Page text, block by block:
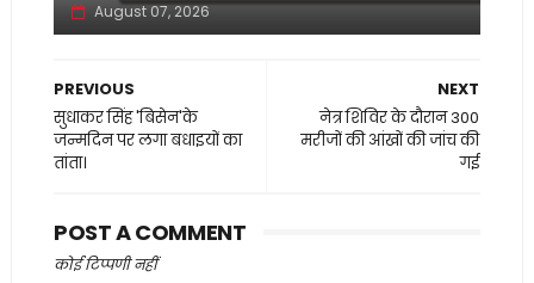
August 07, 2026
NEXT
नेत्र शिविर के दौरान 300
मरीजों की आंखों की जांच की
गई
PREVIOUS
सुधाकर सिंह 'बिसेन'के
जन्मदिन पर लगा बधाइयों का
तांता।
POST A COMMENT
कोई टिप्पणी नहीं